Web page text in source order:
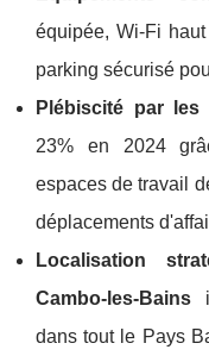
équipée, Wi-Fi
parking sécurisé
Plébiscité par les
23% en 2024
espaces de travail
déplacements
Localisation
Cambo-les-Bains
dans tout le Pays